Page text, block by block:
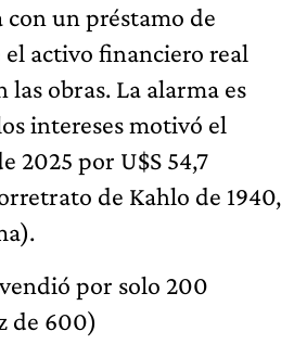
con un préstamo de
el activo financiero real
las obras. La alarma es
intereses motivó el
2025 por U$S 54,7
de Kahlo de 1940,
por solo 200
de 600)